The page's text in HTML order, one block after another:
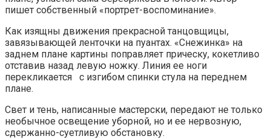
пишет собственный «портрет-воспоминание».
Как изящны движения прекрасной танцовщицы,
завязывающей ленточки на пуантах. «Снежинка» на
заднем плане картины поправляет прическу, кокетливо
отставив назад левую ножку. Линия ее ноги
перекликается с изгибом спинки стула на переднем
плане.
Свет и тень, написанные мастерски, передают не только
необычное освещение уборной, но и ее нервозную,
сдержанно-суетливую обстановку.